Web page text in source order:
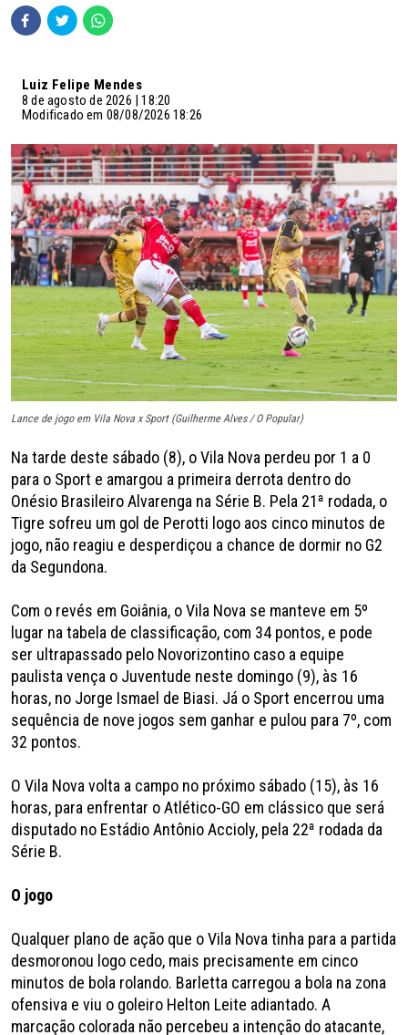
Luiz Felipe Mendes
8 de agosto de 2026 | 18:20
Modificado em 08/08/2026 18:26
Lance de jogo em Vila Nova x Sport (Guilherme Alves / O Popular)
Na tarde deste sábado (8), o Vila Nova perdeu por 1 a 0
para o Sport e amargou a primeira derrota dentro do
Onésio Brasileiro Alvarenga na Série B. Pela 21ª rodada, o
Tigre sofreu um gol de Perotti logo aos cinco minutos de
jogo, não reagiu e desperdiçou a chance de dormir no G2
da Segundona.
Com o revés em Goiânia, o Vila Nova se manteve em 5º
lugar na tabela de classificação, com 34 pontos, e pode
ser ultrapassado pelo Novorizontino caso a equipe
paulista vença o Juventude neste domingo (9), às 16
horas, no Jorge Ismael de Biasi. Já o Sport encerrou uma
sequência de nove jogos sem ganhar e pulou para 7º, com
32 pontos.
O Vila Nova volta a campo no próximo sábado (15), às 16
horas, para enfrentar o Atlético-GO em clássico que será
disputado no Estádio Antônio Accioly, pela 22ª rodada da
Série B.
O jogo
Qualquer plano de ação que o Vila Nova tinha para a partida
desmoronou logo cedo, mais precisamente em cinco
minutos de bola rolando. Barletta carregou a bola na zona
ofensiva e viu o goleiro Helton Leite adiantado. A
marcação colorada não percebeu a intenção do atacante,